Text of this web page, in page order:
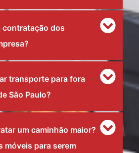
contratação dos
transporte para fora
São Paulo?
um caminhão maior?
móveis para serem